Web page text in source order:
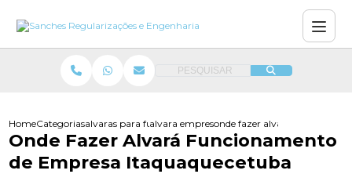
PESQUISAR
HomeCategoriasalvaras para funcionamentoalvara empresarial funcionamento
onde fazer alvara
Onde Fazer Alvará Funcionamento
de Empresa Itaquaquecetuba